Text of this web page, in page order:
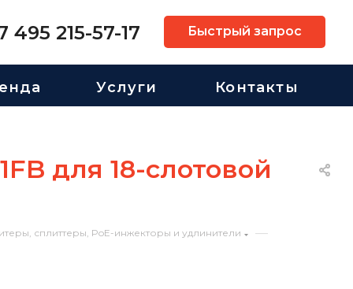
495 215-57-17 Быстрый запрос
Услуги Контакты
для 18-слотовой
сплиттеры, PoE-инжекторы и удлинители —